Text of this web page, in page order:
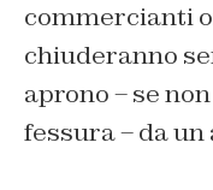
commercianti
chiuderanno
aprono – se
fessura – da un